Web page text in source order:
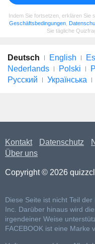
Indem Sie fortsetzen, erklären Sie
Geschäftsbedingungen
Sie tägliche
Deutsch English
Nederlands
Polski
Русский
Українська
Kontakt Datenschutz
Über uns
Copyright © 2026
Diese Seite ist nicht Teil
Inc. Darüber hinaus wird
irgendeiner Weise
FACEBOOK ist eine Marke